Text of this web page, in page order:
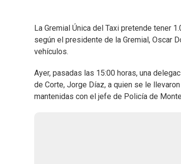
La Gremial Única del Taxi pretende tener
según el presidente de la Gremial, Oscar
vehículos.
Ayer, pasadas las 15:00 horas, una
de Corte, Jorge Díaz, a quien se le
mantenidas con el jefe de Policía de